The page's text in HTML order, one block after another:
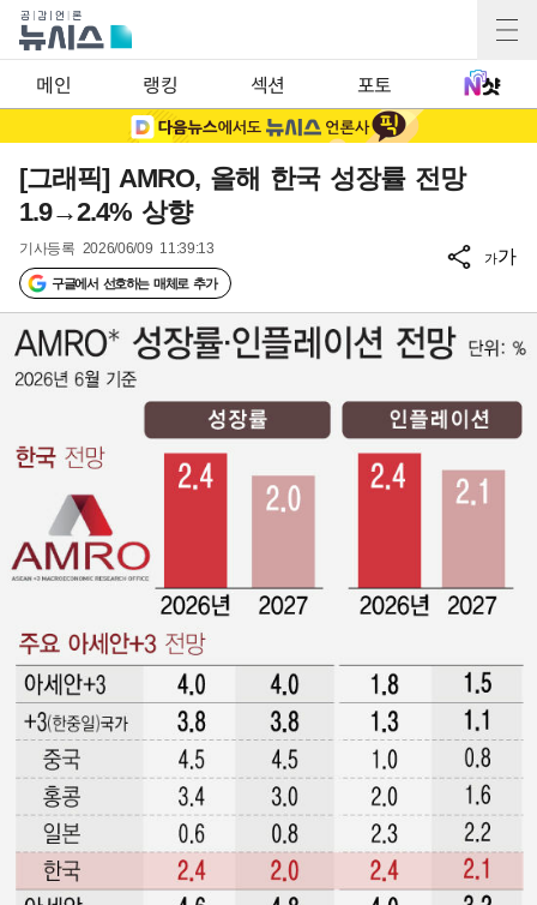
메인 랭킹 섹션 포토
[그래픽] AMRO, 올해 한국 성장률 전망
1.9→2.4% 상향
기사등록 2026/06/09 11:39:13
구글에서 선호하는 매체로 추가
가가